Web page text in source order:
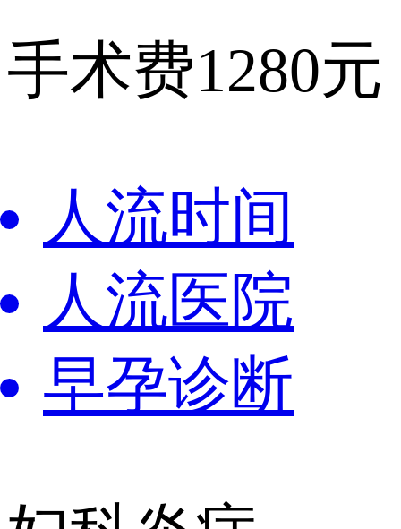
手术费1280元
人流时间
人流医院
早孕诊断